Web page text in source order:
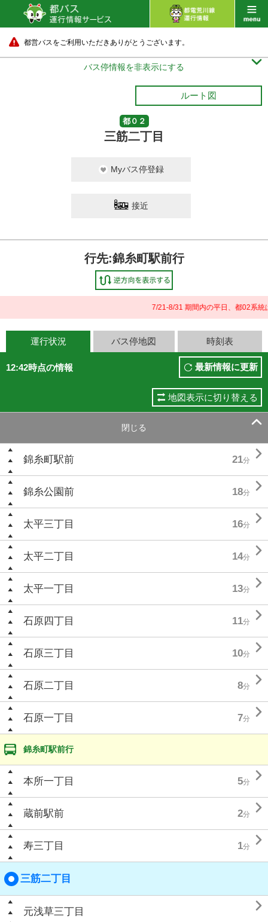
都営バスをご利用いただきありがとうございます。
バス停情報を非表示にする 
ルート図
都０２
三筋二丁目
Myバス停登録
接近
行先:錦糸町駅前行
7/21-8/31 期間内の平日、都02系統
運行状況 バス停地図 時刻表
12:42時点の情報 最新情報に更新
地図表示に切り替える
閉じる 
錦糸町駅前 21分 
錦糸公園前 18分 
太平三丁目 16分 
太平二丁目 14分 
太平一丁目 13分 
石原四丁目 11分 
石原三丁目 10分 
石原二丁目 8分 
石原一丁目 7分 
錦糸町駅前行
本所一丁目 5分 
蔵前駅前 2分 
寿三丁目 1分 
三筋二丁目
元浅草三丁目 